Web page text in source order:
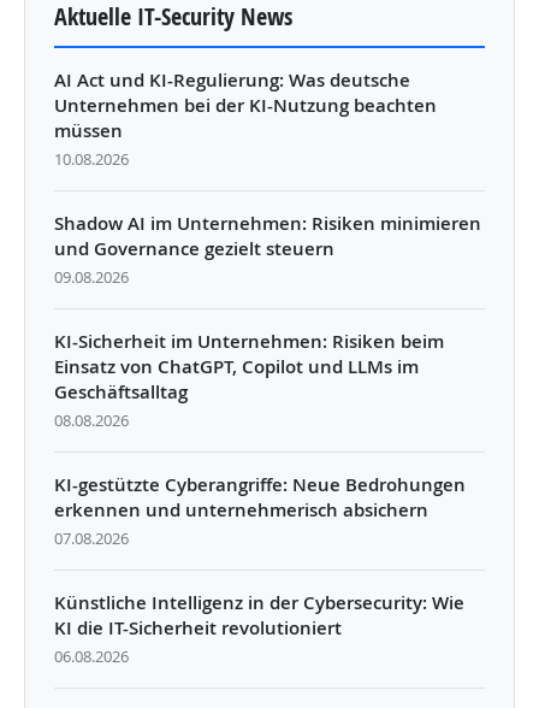
Aktuelle IT-Security News
AI Act und KI-Regulierung: Was deutsche
Unternehmen bei der KI-Nutzung beachten
müssen
10.08.2026
Shadow AI im Unternehmen: Risiken minimieren
und Governance gezielt steuern
09.08.2026
KI-Sicherheit im Unternehmen: Risiken beim
Einsatz von ChatGPT, Copilot und LLMs im
Geschäftsalltag
08.08.2026
KI-gestützte Cyberangriffe: Neue Bedrohungen
erkennen und unternehmerisch absichern
07.08.2026
Künstliche Intelligenz in der Cybersecurity: Wie
KI die IT-Sicherheit revolutioniert
06.08.2026